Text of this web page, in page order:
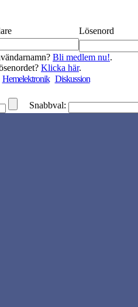
Lösenord
Bli medlem nu!.
Klicka här.
Hemelektronik Diskussion
Snabbval: